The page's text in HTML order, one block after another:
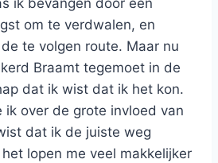
ik bevangen door een
om te verdwalen, en
te volgen route. Maar nu
Braamt tegemoet in de
dat ik wist dat ik het kon.
ik over de grote invloed van
dat ik de juiste weg
lopen me veel makkelijker